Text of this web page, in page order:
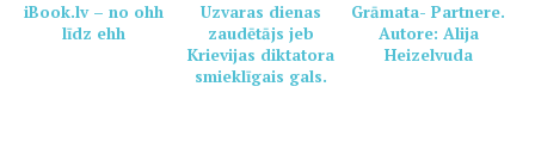
iBook.lv – no ohh
līdz ehh
Uzvaras dienas
zaudētājs jeb
Krievijas diktatora
smieklīgais gals.
Grāmata- Partnere.
Autore: Alija
Heizelvuda